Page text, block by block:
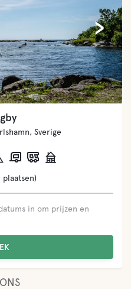
›
Sverige
plaatsen)
in om prijzen en